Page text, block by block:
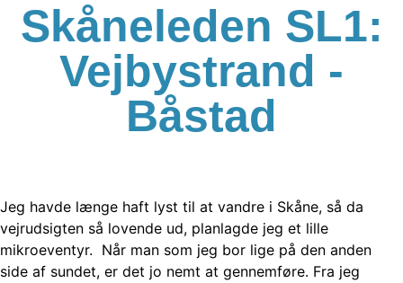
Skåneleden SL1:
Vejbystrand -
Båstad
Jeg havde længe haft lyst til at vandre i Skåne, så da
vejrudsigten så lovende ud, planlagde jeg et lille
mikroeventyr. Når man som jeg bor lige på den anden
side af sundet, er det jo nemt at gennemføre. Fra jeg